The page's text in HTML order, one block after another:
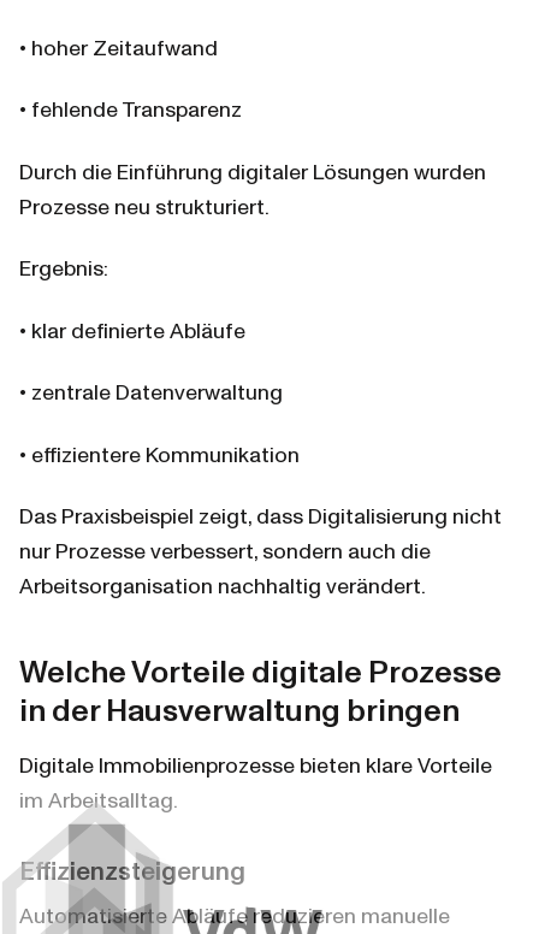
• hoher Zeitaufwand
• fehlende Transparenz
Durch die Einführung digitaler Lösungen wurden
Prozesse neu strukturiert.
Ergebnis:
• klar definierte Abläufe
• zentrale Datenverwaltung
• effizientere Kommunikation
Das Praxisbeispiel zeigt, dass Digitalisierung nicht
nur Prozesse verbessert, sondern auch die
Arbeitsorganisation nachhaltig verändert.
Welche Vorteile digitale Prozesse
in der Hausverwaltung bringen
Digitale Immobilienprozesse bieten klare Vorteile
im Arbeitsalltag.
Effizienzsteigerung
Automatisierte Abläufe reduzieren manuelle